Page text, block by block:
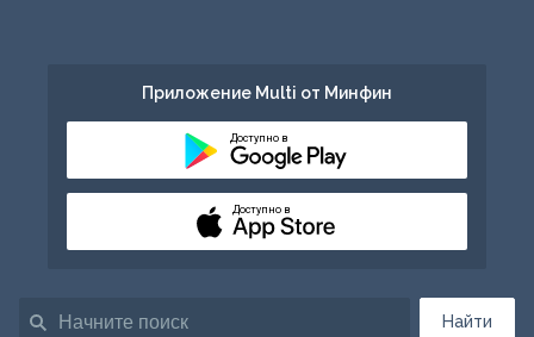
Найти
Приложение Multi от Минфин
Доступно в
Доступно в